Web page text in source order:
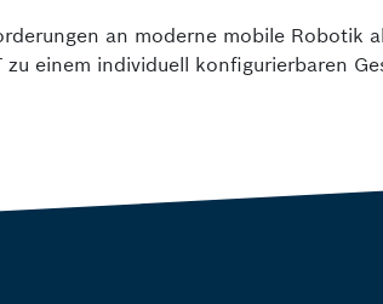
an moderne mobile Robotik
zu einem individuell konfigurierbaren